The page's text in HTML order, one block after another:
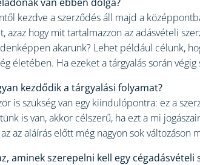
kezdve a szerződés áll majd a
azaz hogy mit tartalmazzon az adásvételi
akarunk? Lehet például célunk,
életében. Ha ezeket a tárgyalás során
kezdődik a tárgyalási folyamat?
is szükség van egy kiindulópontra: ez a
is van, akkor célszerű, ha ezt a mi
az aláírás előtt még nagyon sok változáson
aminek szerepelni kell egy cégadásvételi